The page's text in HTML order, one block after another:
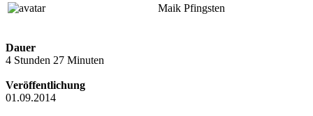
Maik Pfingsten
Dauer
4 Stunden 27 Minuten
Veröffentlichung
01.09.2014